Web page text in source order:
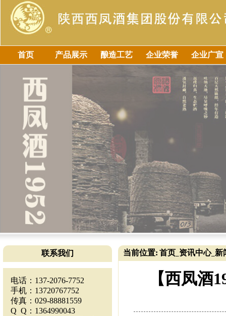
首页 产品展示 酿造工艺 企业荣誉 企业广宣
联系我们
电话：137-2076-7752
手机：13720767752
传真：029-88881559
Q Q：1364990043
当前位置: 首页 资讯中心_ 新
【西凤酒